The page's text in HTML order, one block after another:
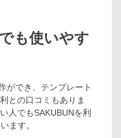
も使いやす
ができ、テンプレート
との口コミもありま
人でもSAKUBUNを利
ます。